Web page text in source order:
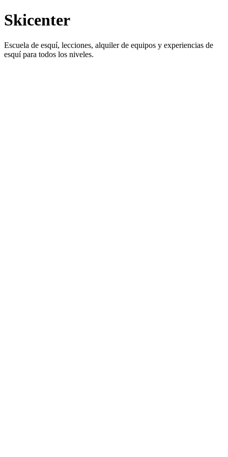
Skicenter
Escuela de esquí, lecciones, alquiler de equipos y experiencias de
esquí para todos los niveles.